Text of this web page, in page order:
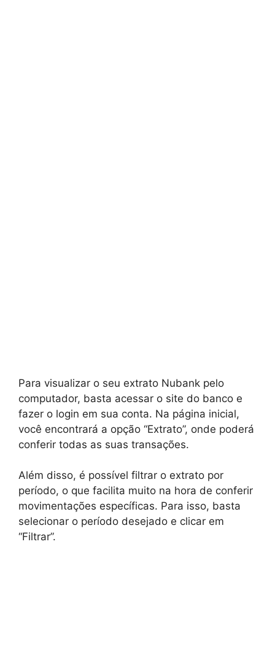
Para visualizar o seu extrato Nubank pelo
computador, basta acessar o site do banco e
fazer o login em sua conta. Na página inicial,
você encontrará a opção “Extrato”, onde poderá
conferir todas as suas transações.
Além disso, é possível filtrar o extrato por
período, o que facilita muito na hora de conferir
movimentações específicas. Para isso, basta
selecionar o período desejado e clicar em
“Filtrar”.